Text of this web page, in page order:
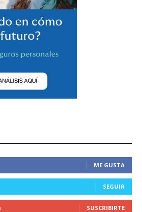
ME GUSTA
SEGUIR
SUSCRIBIRTE